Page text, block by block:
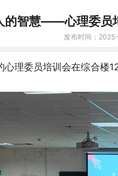
的智慧——心理委员
发布时间：
理委员培训会在综合